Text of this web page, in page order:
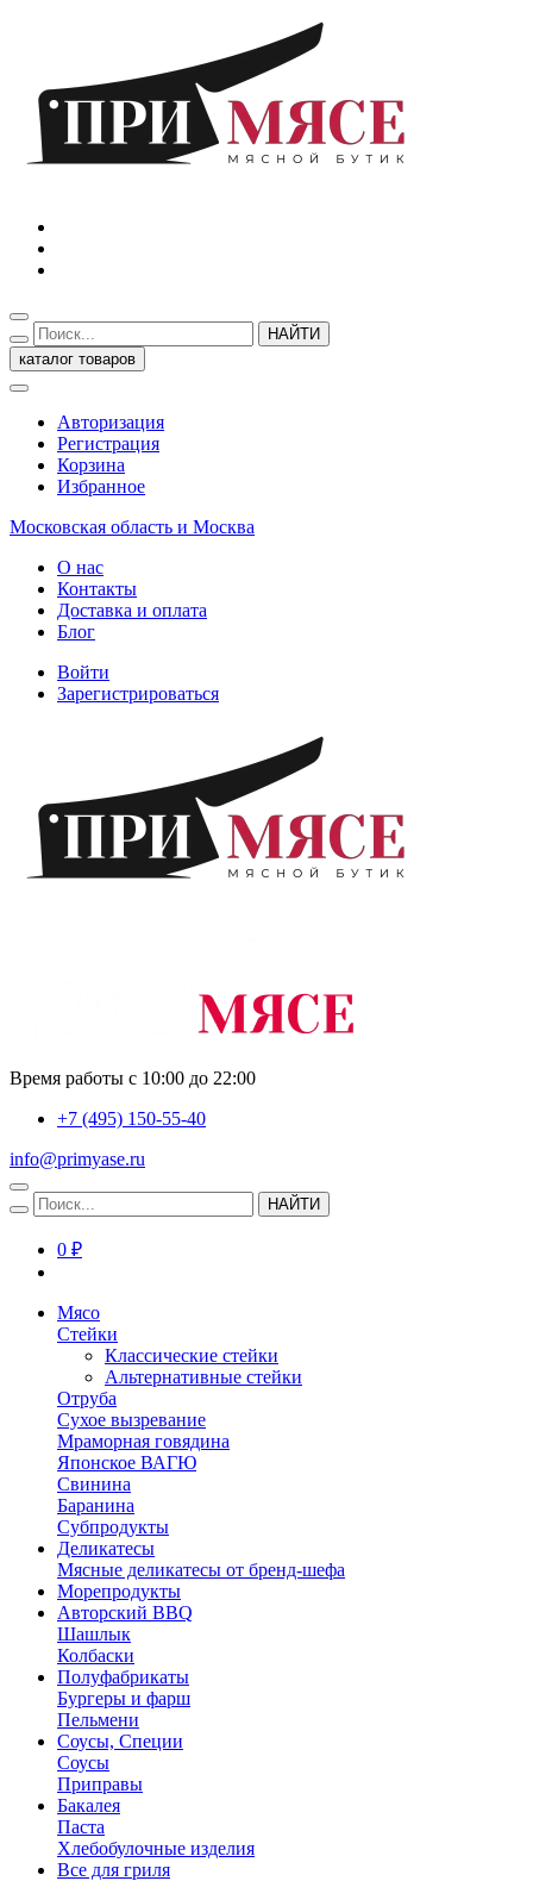
НАЙТИ
каталог товаров
Авторизация
Регистрация
Корзина
Избранное
Московская область и Москва
О нас
Контакты
Доставка и оплата
Блог
Войти
Зарегистрироваться
Время работы с 10:00 до 22:00
+7 (495) 150-55-40
info@primyase.ru
НАЙТИ
0 ₽
Мясо
Стейки
Классические стейки
Альтернативные стейки
Отруба
Сухое вызревание
Мраморная говядина
Японское ВАГЮ
Свинина
Баранина
Субпродукты
Деликатесы
Мясные деликатесы от бренд-шефа
Морепродукты
Авторский BBQ
Шашлык
Колбаски
Полуфабрикаты
Бургеры и фарш
Пельмени
Соусы, Специи
Соусы
Приправы
Бакалея
Паста
Хлебобулочные изделия
Все для гриля